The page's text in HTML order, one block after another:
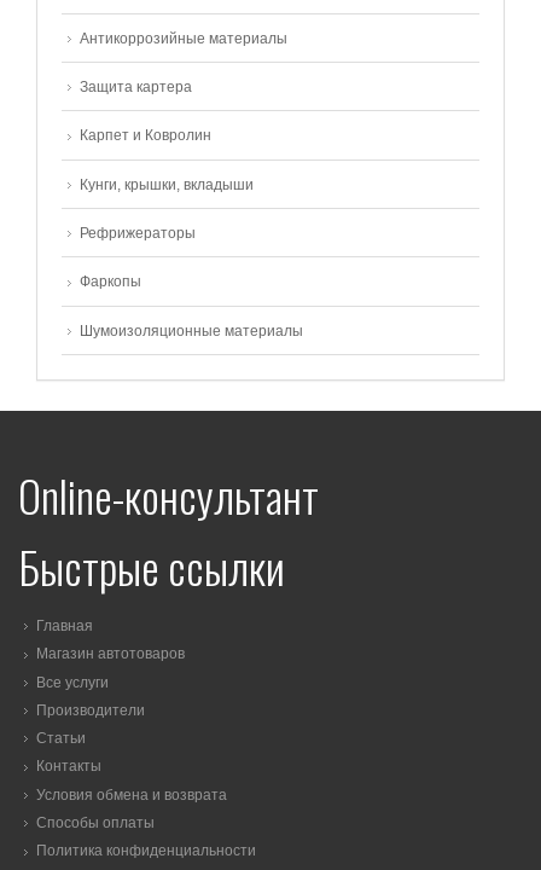
Антикоррозийные материалы
Защита картера
Карпет и Ковролин
Кунги, крышки, вкладыши
Рефрижераторы
Фаркопы
Шумоизоляционные материалы
Online-консультант
Быстрые ссылки
Главная
Магазин автотоваров
Все услуги
Производители
Статьи
Контакты
Условия обмена и возврата
Способы оплаты
Политика конфиденциальности